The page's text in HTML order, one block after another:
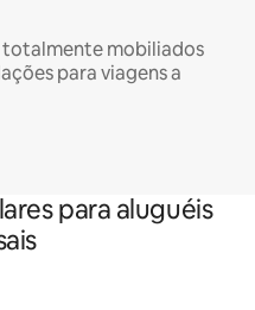
mobiliados
para viagens a
para aluguéis